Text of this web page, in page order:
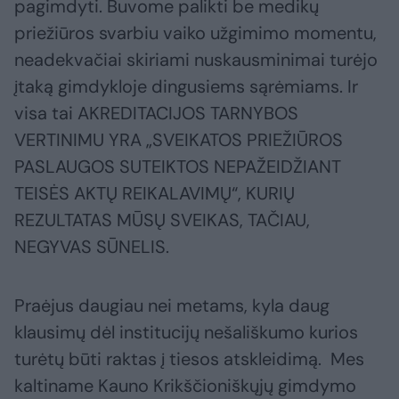
pagimdyti. Buvome palikti be medikų
priežiūros svarbiu vaiko užgimimo momentu,
neadekvačiai skiriami nuskausminimai turėjo
įtaką gimdykloje dingusiems sąrėmiams. Ir
visa tai AKREDITACIJOS TARNYBOS
VERTINIMU YRA „SVEIKATOS PRIEŽIŪROS
PASLAUGOS SUTEIKTOS NEPAŽEIDŽIANT
TEISĖS AKTŲ REIKALAVIMŲ“, KURIŲ
REZULTATAS MŪSŲ SVEIKAS, TAČIAU,
NEGYVAS SŪNELIS.
Praėjus daugiau nei metams, kyla daug
klausimų dėl institucijų nešališkumo kurios
turėtų būti raktas į tiesos atskleidimą. Mes
kaltiname Kauno Krikščioniškųjų gimdymo